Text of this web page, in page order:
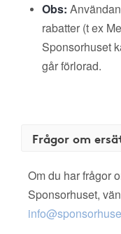
Obs:
rabatter (t ex
Sponsorhuset
går förlorad.
Frågor om
Om du har frågor
Sponsorhuset,